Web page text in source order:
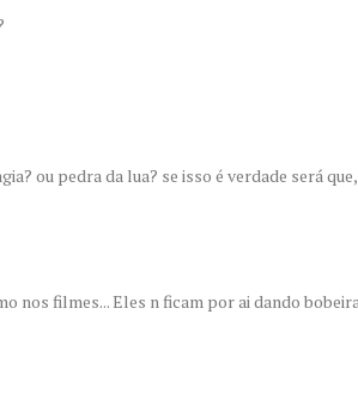
ou pedra da lua? se isso é verdade será que,
nos filmes... Eles n ficam por ai dando